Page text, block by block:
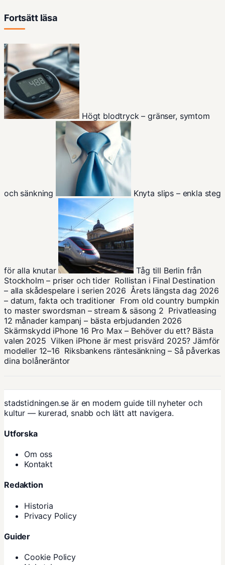
Fortsätt läsa
Högt blodtryck – gränser, symtom
och sänkning Knyta slips – enkla steg
för alla knutar
Tåg till Berlin från
Stockholm – priser och tider Rollistan i Final Destination
– alla skådespelare i serien 2026 Årets längsta dag 2026
– datum, fakta och traditioner From old country bumpkin
to master swordsman – stream & säsong 2 Privatleasing
12 månader kampanj – bästa erbjudanden 2026
Skärmskydd iPhone 16 Pro Max – Behöver du ett? Bästa
valen 2025 Vilken iPhone är mest prisvärd 2025? Jämför
modeller 12–16 Riksbankens räntesänkning – Så påverkas
dina bolåneräntor
stadstidningen.se är en modern guide till nyheter och
kultur — kurerad, snabb och lätt att navigera.
Utforska
Om oss
Kontakt
Redaktion
Historia
Privacy Policy
Guider
Cookie Policy